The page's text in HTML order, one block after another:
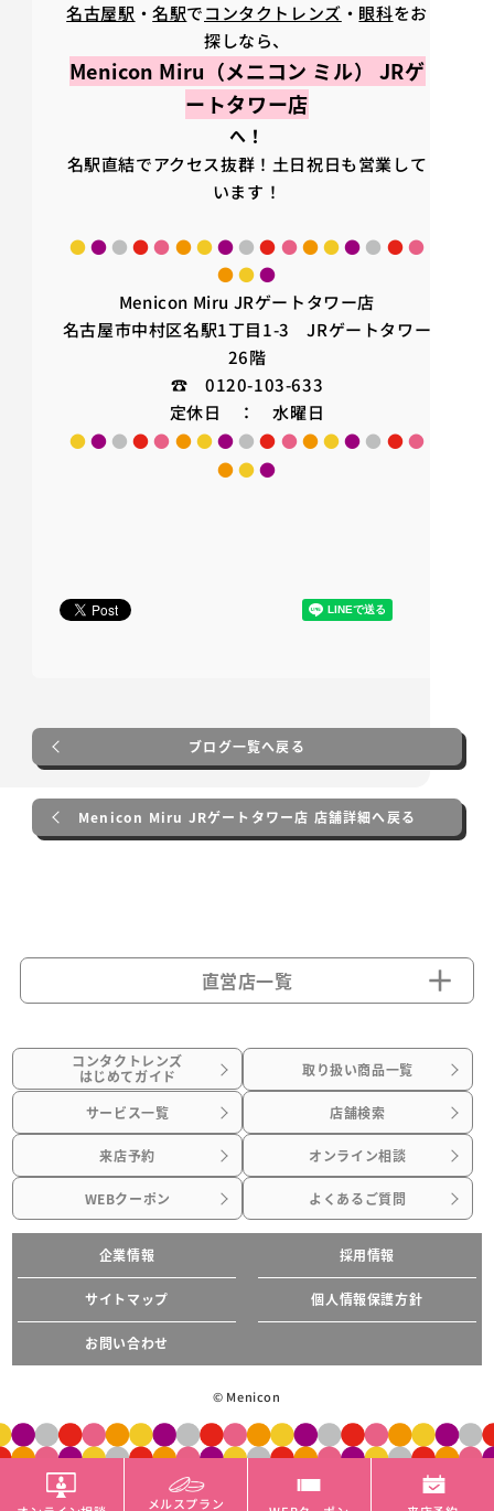
名古屋駅 ・名駅でコンタクトレンズ ・ 眼科をお
探しなら、
Menicon Miru（メニコン ミル） JRゲ
ートタワー店
へ！
名駅直結でアクセス抜群！土日祝日も営業して
います！
●● ●●● ●●● ●● ●●●● ● ●●
●●●
Menicon Miru JRゲートタワー店
名古屋市中村区名駅1丁目1-3 JRゲートタワー
26階
☎ 0120-103-633
定休日 ： 水曜日
●● ●●● ●●● ●● ●●●● ● ●●
●●●
ブログ一覧へ戻る
Menicon Miru JRゲートタワー店 店舗詳細へ戻る
直営店一覧
コンタクトレンズ
はじめてガイド 取り扱い商品一覧
サービス一覧 店舗検索
来店予約 オンライン相談
WEBクーポン よくあるご質問
企業情報 採用情報
サイトマップ 個人情報保護方針
お問い合わせ
© Menicon
メルスプラン